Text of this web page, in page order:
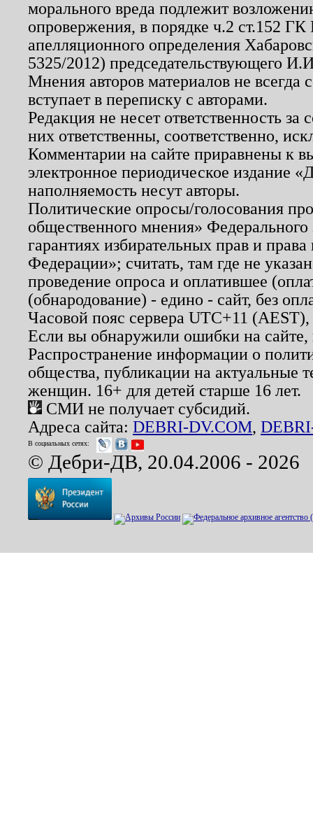
морального вреда подлежит
опровержения, в порядке ч.2 ст.152
апелляционного определения
5325/2012) председательствующего
Мнения авторов материалов не
вступает в переписку с авторами.
Редакция не несет ответственность
них ответственны, соответственно,
Комментарии на сайте приравнены к
электронное периодическое издание
наполняемость несут авторы.
Политические опросы/голосования
общественного мнения»
гарантиях избирательных прав и
Федерации»; считать, там где не
проведение опроса и оплатившее
(обнародование) - едино - сайт, без
Часовой пояс сервера UTC+11
Если вы обнаружили ошибки на
Распространение информации о
общества, публикации на актуальные
женщин. 16+ для детей старше 16 лет.
СМИ не получает субсидий.
Адреса сайта: DEBRI-DV.COM,
В социальных сетях:
© Дебри-ДВ, 20.04.2006 - 2026